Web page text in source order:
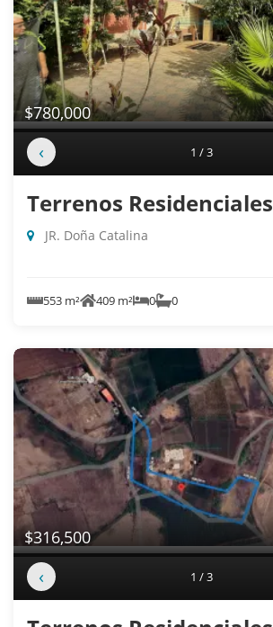
$780,000
‹ 1 / 3
Terrenos Residenciales
JR. Doña Catalina
553 m² 409 m² 0 0
$316,500
‹ 1 / 3